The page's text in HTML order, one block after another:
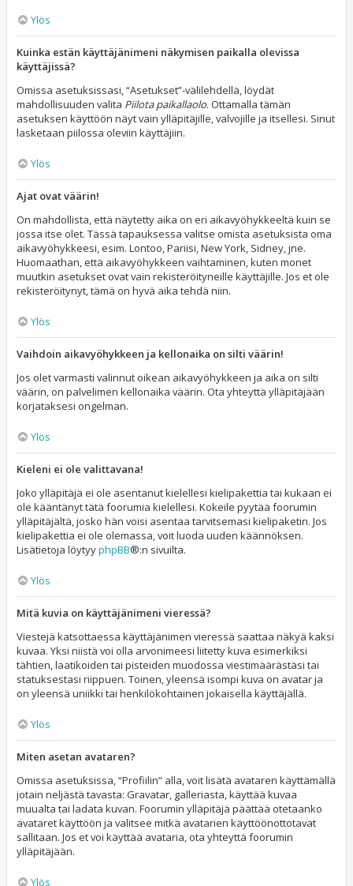
Ylös
Kuinka estän käyttäjänimeni näkymisen paikalla olevissa
käyttäjissä?
Omissa asetuksissasi, “Asetukset”-välilehdellä, löydät
mahdollisuuden valita Piilota paikallaolo. Ottamalla tämän
asetuksen käyttöön näyt vain ylläpitäjille, valvojille ja itsellesi. Sinut
lasketaan piilossa oleviin käyttäjiin.
Ylös
Ajat ovat väärin!
On mahdollista, että näytetty aika on eri aikavyöhykkeeltä kuin se
jossa itse olet. Tässä tapauksessa valitse omista asetuksista oma
aikavyöhykkeesi, esim. Lontoo, Pariisi, New York, Sidney, jne.
Huomaathan, että aikavyöhykkeen vaihtaminen, kuten monet
muutkin asetukset ovat vain rekisteröityneille käyttäjille. Jos et ole
rekisteröitynyt, tämä on hyvä aika tehdä niin.
Ylös
Vaihdoin aikavyöhykkeen ja kellonaika on silti väärin!
Jos olet varmasti valinnut oikean aikavyöhykkeen ja aika on silti
väärin, on palvelimen kellonaika väärin. Ota yhteyttä ylläpitäjään
korjataksesi ongelman.
Ylös
Kieleni ei ole valittavana!
Joko ylläpitäjä ei ole asentanut kielellesi kielipakettia tai kukaan ei
ole kääntänyt tätä foorumia kielellesi. Kokeile pyytää foorumin
ylläpitäjältä, josko hän voisi asentaa tarvitsemasi kielipaketin. Jos
kielipakettia ei ole olemassa, voit luoda uuden käännöksen.
Lisätietoja löytyyphpBB®:n sivuilta.
Ylös
Mitä kuvia on käyttäjänimeni vieressä?
Viestejä katsottaessa käyttäjänimen vieressä saattaa näkyä kaksi
kuvaa. Yksi niistä voi olla arvonimeesi liitetty kuva esimerkiksi
tähtien, laatikoiden tai pisteiden muodossa viestimäärästäsi tai
statuksestasi riippuen. Toinen, yleensä isompi kuva on avatar ja
on yleensä uniikki tai henkilökohtainen jokaisella käyttäjällä.
Ylös
Miten asetan avataren?
Omissa asetuksissa, “Profiilin” alla, voit lisätä avataren käyttämällä
jotain neljästä tavasta: Gravatar, galleriasta, käyttää kuvaa
muualta tai ladata kuvan. Foorumin ylläpitäjä päättää otetaanko
avataret käyttöön ja valitsee mitkä avatarien käyttöönottotavat
sallitaan. Jos et voi käyttää avataria, ota yhteyttä foorumin
ylläpitäjään.
Ylös